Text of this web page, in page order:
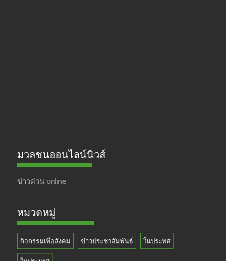
มวลชนออนไลน์นิวส์
ข่าวด่วน online
หมวดหมู่
กิจกรรมเพื่อสังคม ข่าวประชาสัมพันธ์ ในประทศ